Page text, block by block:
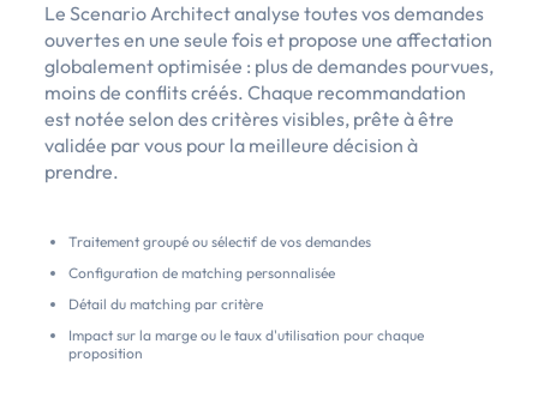
Le Scenario Architect analyse toutes vos demandes
ouvertes en une seule fois et propose une affectation
globalement optimisée : plus de demandes pourvues,
moins de conflits créés. Chaque recommandation
est notée selon des critères visibles, prête à être
validée par vous pour la meilleure décision à
prendre.
Traitement groupé ou sélectif de vos demandes
Configuration de matching personnalisée
Détail du matching par critère
Impact sur la marge ou le taux d'utilisation pour chaque
proposition